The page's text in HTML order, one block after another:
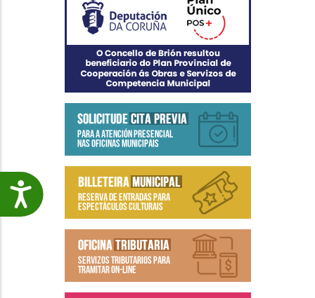
Accesibilidade